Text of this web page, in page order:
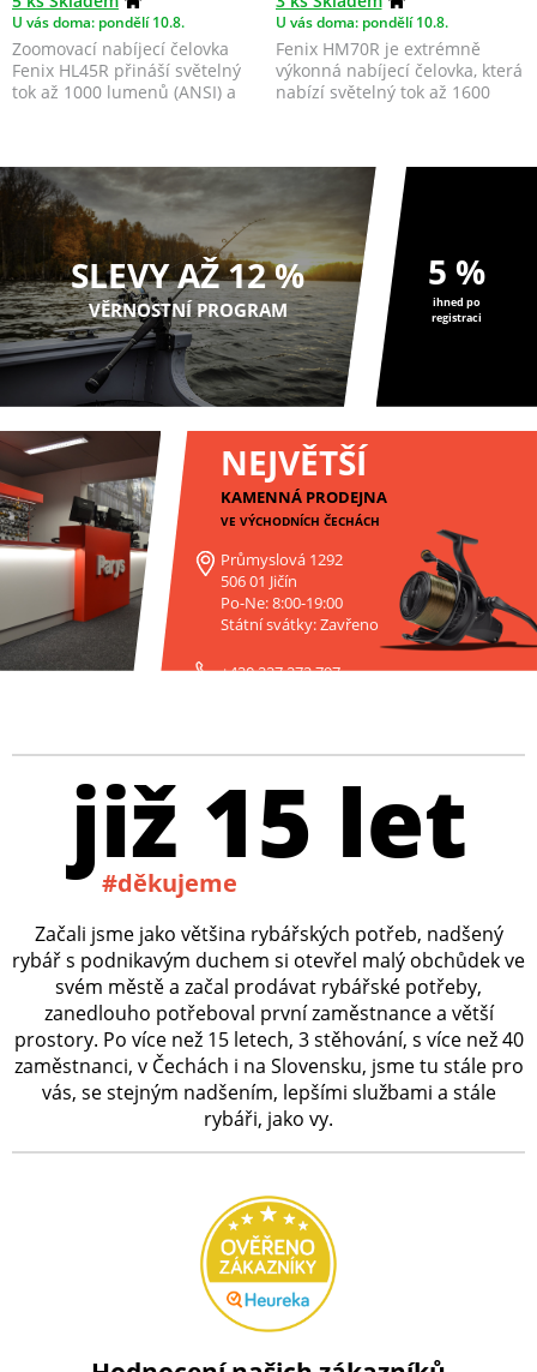
U vás doma: pondělí 10.8.
Zoomovací nabíjecí čelovka
Fenix HL45R přináší světelný
tok až 1000 lumenů (ANSI) a
U vás doma: pondělí 10.8.
Fenix HM70R je extrémně
výkonná nabíjecí čelovka, která
nabízí světelný tok až 1600
SLEVY AŽ 12 %
VĚRNOSTNÍ PROGRAM
5 %
ihned po
registraci
NEJVĚTŠÍ
KAMENNÁ PRODEJNA
VE VÝCHODNÍCH ČECHÁCH
Průmyslová 1292
506 01 Jičín
Po-Ne: 8:00-19:00
Státní svátky: Zavřeno
+420 227 272 797
již 15 let
#děkujeme
Začali jsme jako většina rybářských potřeb, nadšený
rybář s podnikavým duchem si otevřel malý obchůdek ve
svém městě a začal prodávat rybářské potřeby,
zanedlouho potřeboval první zaměstnance a větší
prostory. Po více než 15 letech, 3 stěhování, s více než 40
zaměstnanci, v Čechách i na Slovensku, jsme tu stále pro
vás, se stejným nadšením, lepšími službami a stále
rybáři, jako vy.